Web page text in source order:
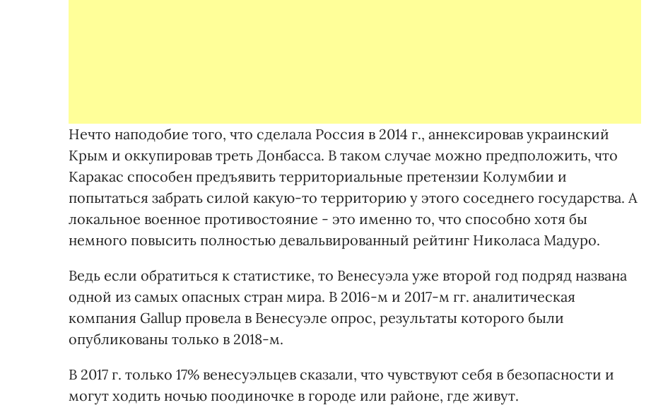
Нечто наподобие того, что сделала Россия в 2014 г., аннексировав украинский
Крым и оккупировав треть Донбасса. В таком случае можно предположить, что
Каракас способен предъявить территориальные претензии Колумбии и
попытаться забрать силой какую-то территорию у этого соседнего государства. А
локальное военное противостояние - это именно то, что способно хотя бы
немного повысить полностью девальвированный рейтинг Николаса Мадуро.
Ведь если обратиться к статистике, то Венесуэла уже второй год подряд названа
одной из самых опасных стран мира. В 2016-м и 2017-м гг. аналитическая
компания Gallup провела в Венесуэле опрос, результаты которого были
опубликованы только в 2018-м.
В 2017 г. только 17% венесуэльцев сказали, что чувствуют себя в безопасности и
могут ходить ночью поодиночке в городе или районе, где живут.